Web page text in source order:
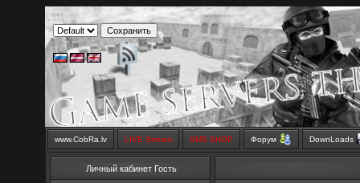
www.CobRa.lv LIVE Stream SMS SHOP Форум DownLoads
Личный кабинет Гость